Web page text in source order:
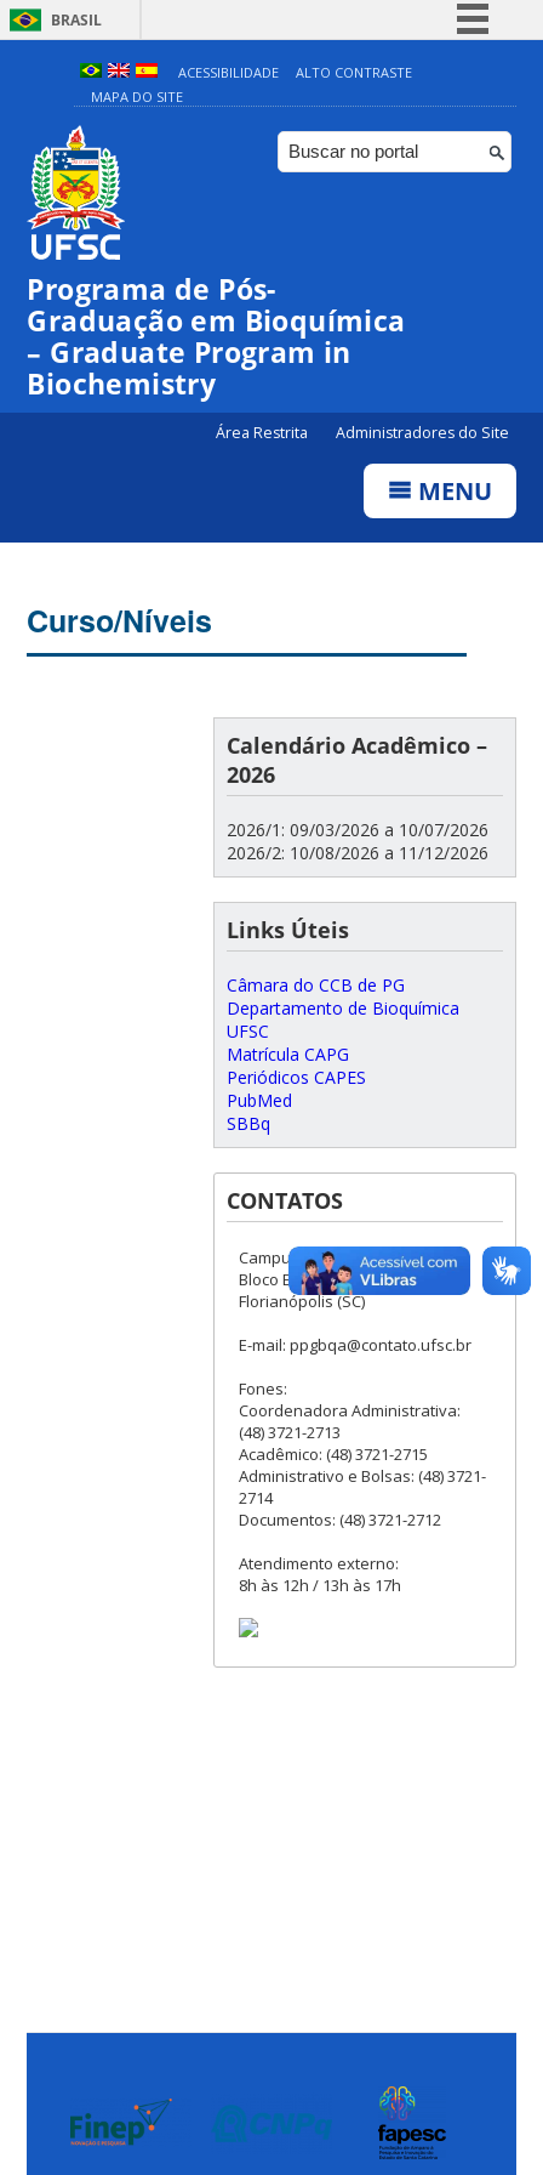
BRASIL
Simplifique!
Comunica BR
Participe
ACESSIBILIDADE
ALTO CONTRASTE
MAPA DO SITE
Programa de Pós-
Graduação em Bioquímica
– Graduate Program in
Biochemistry
Área Restrita Administradores do Site
MENU
Curso/Níveis
Calendário Acadêmico –
2026
2026/1: 09/03/2026 a 10/07/2026
2026/2: 10/08/2026 a 11/12/2026
Links Úteis
Câmara do CCB de PG
Departamento de Bioquímica
UFSC
Matrícula CAPG
Periódicos CAPES
PubMed
SBBq
CONTATOS
Campus Universitário, Sala 208,
Bloco E - Córrego Grande -
Florianópolis (SC)
E-mail: ppgbqa@contato.ufsc.br
Fones:
Coordenadora Administrativa:
(48) 3721-2713
Acadêmico: (48) 3721-2715
Administrativo e Bolsas: (48) 3721-
2714
Documentos: (48) 3721-2712
Atendimento externo:
8h às 12h / 13h às 17h